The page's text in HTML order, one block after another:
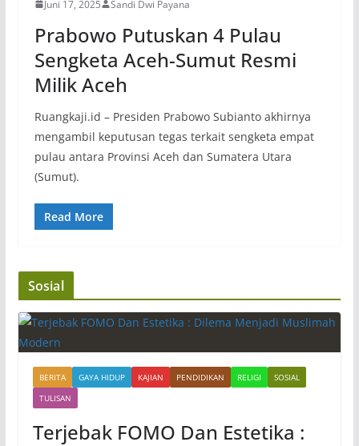
Juni 17, 2025 Sandi Dwi Payana
Prabowo Putuskan 4 Pulau
Sengketa Aceh-Sumut Resmi
Milik Aceh
Ruangkaji.id – Presiden Prabowo Subianto akhirnya
mengambil keputusan tegas terkait sengketa empat
pulau antara Provinsi Aceh dan Sumatera Utara
(Sumut).
Read More
Sosial
BERITA GAYA HIDUP KAJIAN PENDIDIKAN RELIGI
SOSIAL
TULISAN
Terjebak FOMO Dan Estetika :